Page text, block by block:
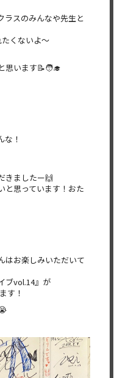
ラスのみんなや先生と
くないよ〜
思います📝🧑‍🎓
な！
きましたー🙌
と思っています！おた
はお楽しみいただいて
ブvol.14』が
す！